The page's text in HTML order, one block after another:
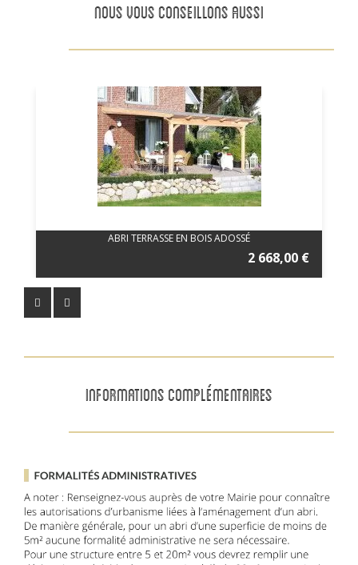
NOUS VOUS CONSEILLONS AUSSI
ABRI TERRASSE EN BOIS ADOSSÉ
2 668,00 €
INFORMATIONS COMPLÉMENTAIRES